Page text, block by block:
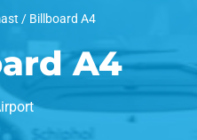
/ Billboard A4
A4